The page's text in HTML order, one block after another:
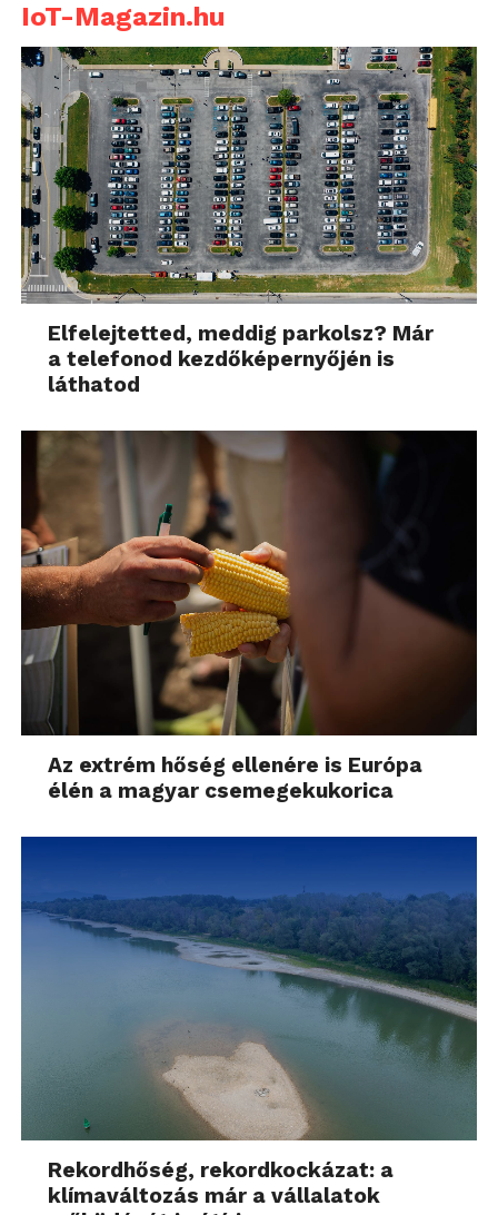
IoT-Magazin.hu
Elfelejtetted, meddig parkolsz? Már
a telefonod kezdőképernyőjén is
láthatod
Az extrém hőség ellenére is Európa
élén a magyar csemegekukorica
Rekordhőség, rekordkockázat: a
klímaváltozás már a vállalatok